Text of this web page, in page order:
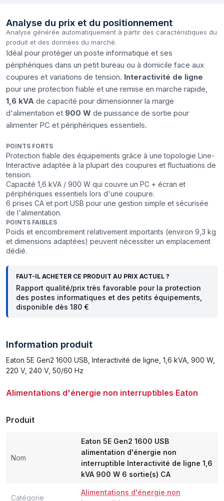
Analyse du prix et du positionnement
Analyse générée automatiquement à partir des caractéristiques du
produit et des données du marché.
Idéal pour protéger un poste informatique et ses
périphériques dans un petit bureau ou à domicile face aux
coupures et variations de tension. Interactivité de ligne
pour une protection fiable et une remise en marche rapide,
1,6 kVA de capacité pour dimensionner la marge
d'alimentation et 900 W de puissance de sortie pour
alimenter PC et périphériques essentiels.
POINTS FORTS
Protection fiable des équipements grâce à une topologie Line-
Interactive adaptée à la plupart des coupures et fluctuations de
tension.
Capacité 1,6 kVA / 900 W qui couvre un PC + écran et
périphériques essentiels lors d'une coupure.
6 prises CA et port USB pour une gestion simple et sécurisée
de l'alimentation.
POINTS FAIBLES
Poids et encombrement relativement importants (environ 9,3 kg
et dimensions adaptées) peuvent nécessiter un emplacement
dédié.
FAUT-IL ACHETER CE PRODUIT AU PRIX ACTUEL ?
Rapport qualité/prix très favorable pour la protection
des postes informatiques et des petits équipements,
disponible dès 180 €
Information produit
Eaton 5E Gen2 1600 USB, Interactivité de ligne, 1,6 kVA, 900 W,
220 V, 240 V, 50/60 Hz
Alimentations d'énergie non interruptibles Eaton
Produit
Nom
Eaton 5E Gen2 1600 USB
alimentation d'énergie non
interruptible Interactivité de ligne 1,6
kVA 900 W 6 sortie(s) CA
Catégorie
Alimentations d'énergie non